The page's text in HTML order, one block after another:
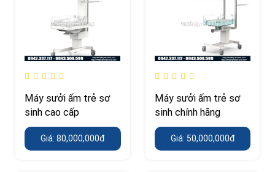
Máy sưởi ấm trẻ sơ
sinh cao cấp
Giá: 80,000,000đ
Máy sưởi ấm trẻ sơ
sinh chính hãng
Giá: 50,000,000đ